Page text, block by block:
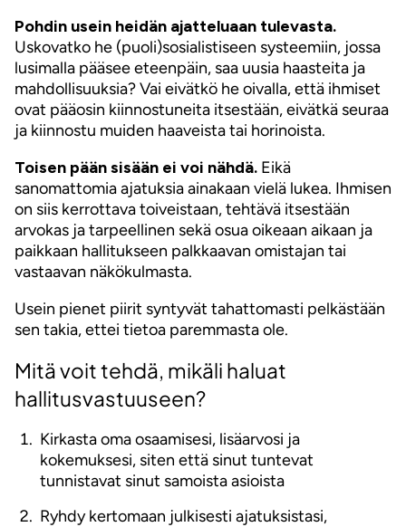
Pohdin usein heidän ajatteluaan tulevasta.
Uskovatko he (puoli)sosialistiseen systeemiin, jossa
lusimalla pääsee eteenpäin, saa uusia haasteita ja
mahdollisuuksia? Vai eivätkö he oivalla, että ihmiset
ovat pääosin kiinnostuneita itsestään, eivätkä seuraa
ja kiinnostu muiden haaveista tai horinoista.
Toisen pään sisään ei voi nähdä. Eikä
sanomattomia ajatuksia ainakaan vielä lukea. Ihmisen
on siis kerrottava toiveistaan, tehtävä itsestään
arvokas ja tarpeellinen sekä osua oikeaan aikaan ja
paikkaan hallitukseen palkkaavan omistajan tai
vastaavan näkökulmasta.
Usein pienet piirit syntyvät tahattomasti pelkästään
sen takia, ettei tietoa paremmasta ole.
Mitä voit tehdä, mikäli haluat
hallitusvastuuseen?
Kirkasta oma osaamisesi, lisäarvosi ja
kokemuksesi, siten että sinut tuntevat
tunnistavat sinut samoista asioista
Ryhdy kertomaan julkisesti ajatuksistasi,